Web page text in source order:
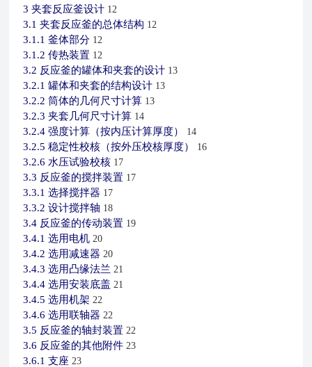
3 夹套反应釜设计 12
3.1 夹套反应釜的总体结构 12
3.1.1 釜体部分 12
3.1.2 传热装置 12
3.2 反应釜的罐体和夹套的设计 13
3.2.1 罐体和夹套的结构设计 13
3.2.2 筒体的几何尺寸计算 13
3.2.3 夹套几何尺寸计算 14
3.2.4 强度计算（按内压计算厚度） 14
3.2.5 稳定性校核（按外压校核厚度） 16
3.2.6 水压试验校核 17
3.3 反应釜的搅拌装置 17
3.3.1 选择搅拌器 17
3.3.2 设计搅拌轴 18
3.4 反应釜的传动装置 19
3.4.1 选用电机 20
3.4.2 选用减速器 20
3.4.3 选用凸缘法兰 21
3.4.4 选用安装底盖 21
3.4.5 选用机架 22
3.4.6 选用联轴器 22
3.5 反应釜的轴封装置 22
3.6 反应釜的其他附件 23
3.6.1 支座 23